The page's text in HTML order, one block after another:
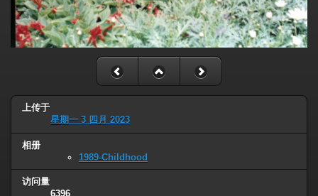
上传于
星期一 3 四月 2023
相册
1989-Childhood
访问量
6396